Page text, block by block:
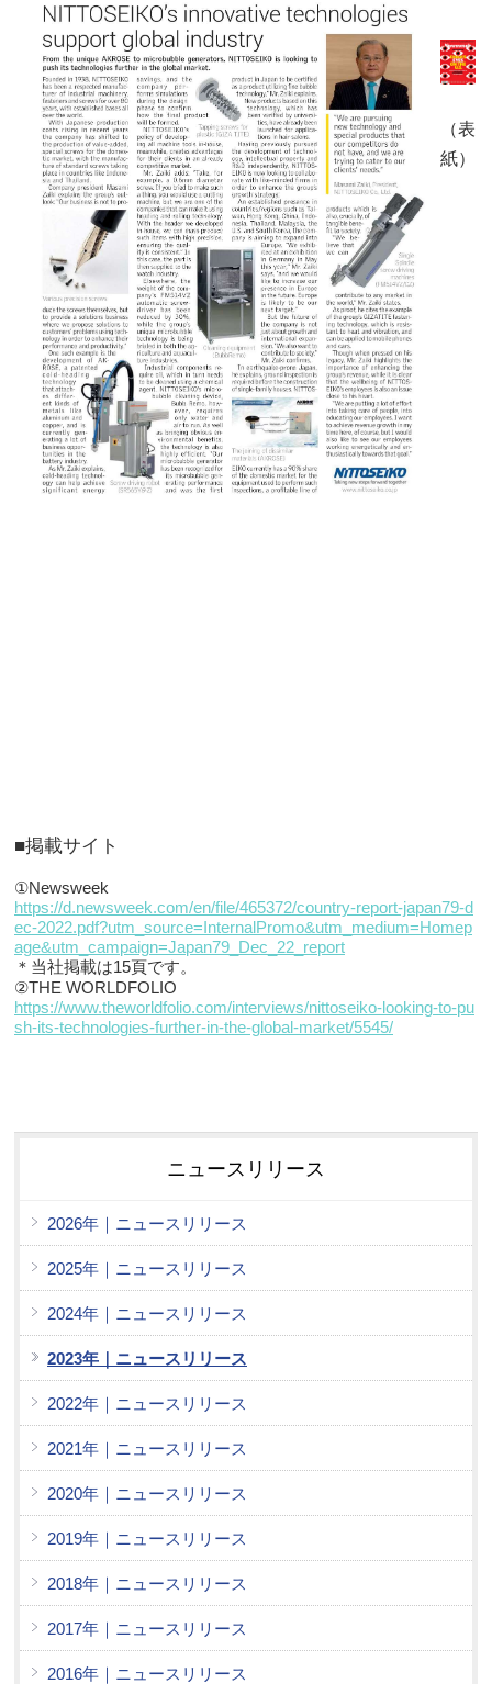
（表
紙）
■掲載サイト
①Newsweek
https://d.newsweek.com/en/file/465372/country-report-japan79-d
ec-2022.pdf?utm_source=InternalPromo&utm_medium=Homep
age&utm_campaign=Japan79_Dec_22_report
＊当社掲載は15頁です。
②THE WORLDFOLIO
https://www.theworldfolio.com/interviews/nittoseiko-looking-to-pu
sh-its-technologies-further-in-the-global-market/5545/
ニュースリリース
2026年｜ニュースリリース
2025年｜ニュースリリース
2024年｜ニュースリリース
2023年｜ニュースリリース
2022年｜ニュースリリース
2021年｜ニュースリリース
2020年｜ニュースリリース
2019年｜ニュースリリース
2018年｜ニュースリリース
2017年｜ニュースリリース
2016年｜ニュースリリース